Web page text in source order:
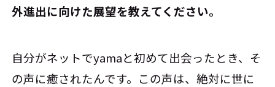
外進出に向けた展望を教えてください。
自分がネットでyamaと初めて出会ったとき、そ
の声に癒されたんです。この声は、絶対に世に